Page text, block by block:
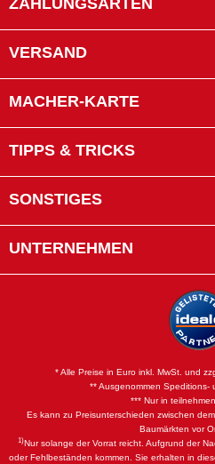
ZAHLUNGSARTEN
VERSAND
MACHER-KARTE
TIPPS & TRICKS
SONSTIGES
UNTERNEHMEN
* Alle Preise in Euro inkl. MwSt. und
** Ausgenommen Speditions-
*** Nur in
Es kann zu Preisunterschieden zwischen
Baumärkten vor
1)Nur solange der Vorrat reicht. Aufgrund der
oder Fehlbeständen kommen. Sie erhalten in